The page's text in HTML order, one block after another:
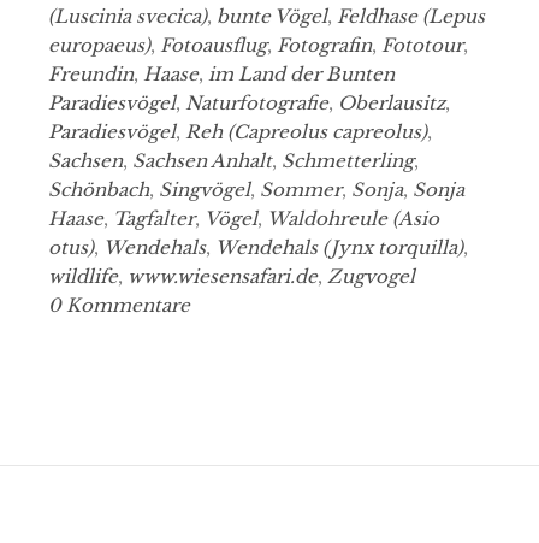
(Luscinia svecica), bunte Vögel, Feldhase (Lepus
europaeus), Fotoausflug, Fotografin, Fototour,
Freundin, Haase, im Land der Bunten
Paradiesvögel, Naturfotografie, Oberlausitz,
Paradiesvögel, Reh (Capreolus capreolus),
Sachsen, Sachsen Anhalt, Schmetterling,
Schönbach, Singvögel, Sommer, Sonja, Sonja
Haase, Tagfalter, Vögel, Waldohreule (Asio
otus), Wendehals, Wendehals (Jynx torquilla),
wildlife, www.wiesensafari.de, Zugvogel
0 Kommentare